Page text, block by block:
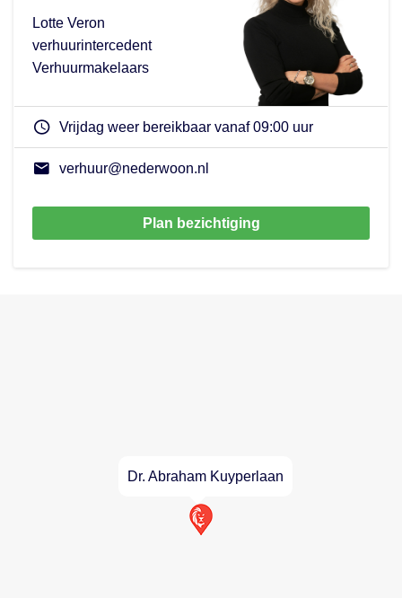
Lotte Veron
verhuurintercedent
Verhuurmakelaars
Vrijdag weer bereikbaar vanaf 09:00 uur
verhuur@nederwoon.nl
Plan bezichtiging
Dr. Abraham Kuyperlaan